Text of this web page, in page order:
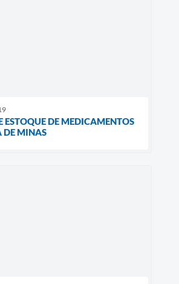
ESTOQUE DE MEDICAMENTOS
DE MINAS